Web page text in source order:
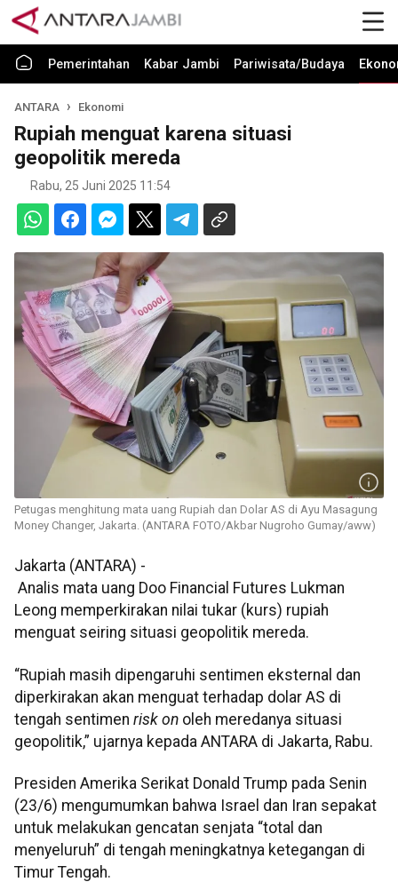
Pemerintahan Kabar Jambi Pariwisata/Budaya
ANTARA Ekonomi
Rupiah menguat karena situasi
geopolitik mereda
Rabu, 25 Juni 2025 11:54
Petugas menghitung mata uang Rupiah dan Dolar AS di Ayu Masagung
Money Changer, Jakarta. (ANTARA FOTO/Akbar Nugroho Gumay/aww)
Jakarta (ANTARA) -
Analis mata uang Doo Financial Futures Lukman
Leong memperkirakan nilai tukar (kurs) rupiah
menguat seiring situasi geopolitik mereda.
“Rupiah masih dipengaruhi sentimen eksternal dan
diperkirakan akan menguat terhadap dolar AS di
tengah sentimen risk on oleh meredanya situasi
geopolitik,” ujarnya kepada ANTARA di Jakarta, Rabu.
Presiden Amerika Serikat Donald Trump pada Senin
(23/6) mengumumkan bahwa Israel dan Iran sepakat
untuk melakukan gencatan senjata “total dan
menyeluruh” di tengah meningkatnya ketegangan di
Timur Tengah.